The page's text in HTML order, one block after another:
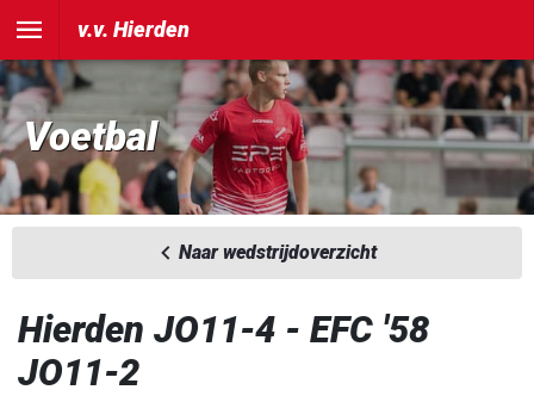
v.v. Hierden
Voetbal
Naar wedstrijdoverzicht
Hierden JO11-4 - EFC '58
JO11-2